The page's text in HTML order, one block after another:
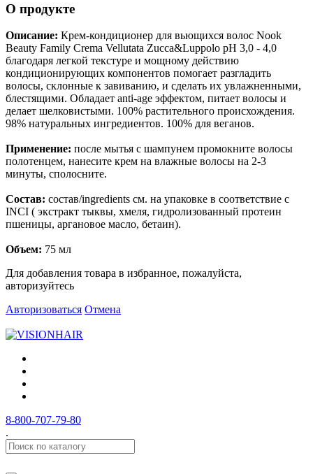
О продукте
Описание: Крем-кондиционер для вьющихся волос Nook
Beauty Family Crema Vellutata Zucca&Luppolo pH 3,0 - 4,0
благодаря легкой текстуре и мощному действию
кондиционирующих компонентов помогает разгладить
волосы, склонные к завиванию, и сделать их увлажненными,
блестящими. Обладает anti-age эффектом, питает волосы и
делает шелковистыми. 100% растительного происхождения.
98% натуральных ингредиентов. 100% для веганов.
Применение: после мытья с шампунем промокните волосы
полотенцем, нанесите крем на влажные волосы на 2-3
минуты, сполосните.
Состав: состав/ingredients см. на упаковке в соответствие с
INCI ( экстракт тыквы, хмеля, гидролизованный протеин
пшеницы, аргановое масло, бетаин).
Объем: 75 мл
Для добавления товара в избранное, пожалуйста,
авторизуйтесь
Авторизоваться Отмена
8-800-707-79-80
.